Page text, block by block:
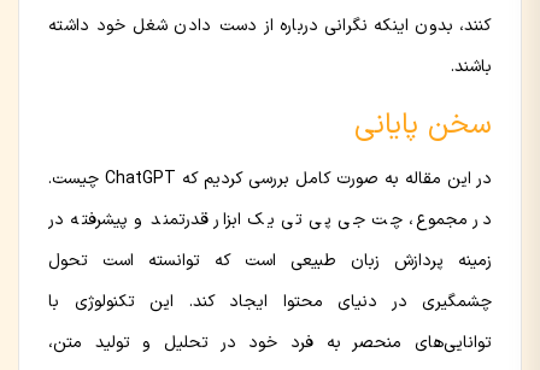
کنند، بدون اینکه نگرانی درباره از دست دادن شغل خود داشته
باشند.
سخن پایانی
در این مقاله به صورت کامل بررسی کردیم که ChatGPT چیست.
در مجموع، چت جی پی تی یک ابزار قدرتمند و پیشرفته در
زمینه پردازش زبان طبیعی است که توانسته است تحول
چشمگیری در دنیای محتوا ایجاد کند. این تکنولوژی با
توانایی‌های منحصر به فرد خود در تحلیل و تولید متن،